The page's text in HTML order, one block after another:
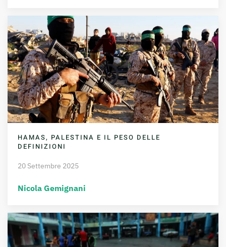
HAMAS, PALESTINA E IL PESO DELLE
DEFINIZIONI
20 Settembre 2025
Nicola Gemignani